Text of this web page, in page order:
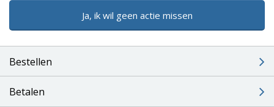
Ja, ik wil geen actie missen
Bestellen
Betalen